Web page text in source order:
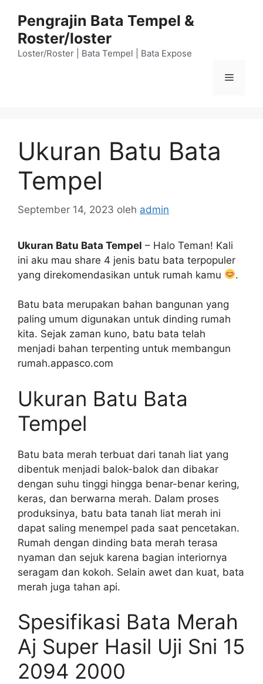
Pengrajin Bata Tempel &
Roster/loster
Loster/Roster | Bata Tempel | Bata Expose
Menu
Ukuran Batu Bata
Tempel
September 14, 2023 oleh admin
Ukuran Batu Bata Tempel – Halo Teman! Kali
ini aku mau share 4 jenis batu bata terpopuler
yang direkomendasikan untuk rumah kamu
.
Batu bata merupakan bahan bangunan yang
paling umum digunakan untuk dinding rumah
kita. Sejak zaman kuno, batu bata telah
menjadi bahan terpenting untuk membangun
rumah.appasco.com
Ukuran Batu Bata
Tempel
Batu bata merah terbuat dari tanah liat yang
dibentuk menjadi balok-balok dan dibakar
dengan suhu tinggi hingga benar-benar kering,
keras, dan berwarna merah. Dalam proses
produksinya, batu bata tanah liat merah ini
dapat saling menempel pada saat pencetakan.
Rumah dengan dinding bata merah terasa
nyaman dan sejuk karena bagian interiornya
seragam dan kokoh. Selain awet dan kuat, bata
merah juga tahan api.
Spesifikasi Bata Merah
Aj Super Hasil Uji Sni 15
2094 2000